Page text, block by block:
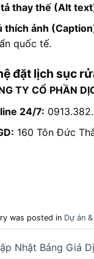
thay thế (Alt
thích ảnh
quốc tế.
đặt lịch sục
TY CỔ PHẦN
24/7:
160 Tôn Đức
was posted in Dự án
Nhật Bảng Giá